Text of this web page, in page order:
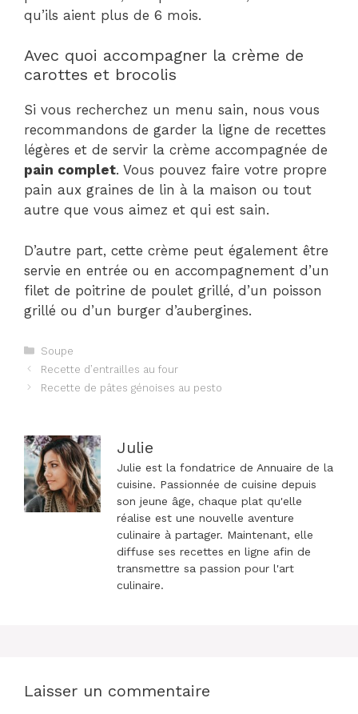
qu’ils aient plus de 6 mois.
Avec quoi accompagner la crème de
carottes et brocolis
Si vous recherchez un menu sain, nous vous
recommandons de garder la ligne de recettes
légères et de servir la crème accompagnée de
pain complet. Vous pouvez faire votre propre
pain aux graines de lin à la maison ou tout
autre que vous aimez et qui est sain.
D’autre part, cette crème peut également être
servie en entrée ou en accompagnement d’un
filet de poitrine de poulet grillé, d’un poisson
grillé ou d’un burger d’aubergines.
Catégories
Soupe
Navigation
des
Recette d’entrailles au four
Recette de pâtes génoises au pesto
Julie
Julie est la fondatrice de Annuaire de la
cuisine. Passionnée de cuisine depuis
son jeune âge, chaque plat qu'elle
réalise est une nouvelle aventure
culinaire à partager. Maintenant, elle
diffuse ses recettes en ligne afin de
transmettre sa passion pour l'art
culinaire.
Laisser un commentaire